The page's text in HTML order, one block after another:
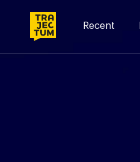
Recent